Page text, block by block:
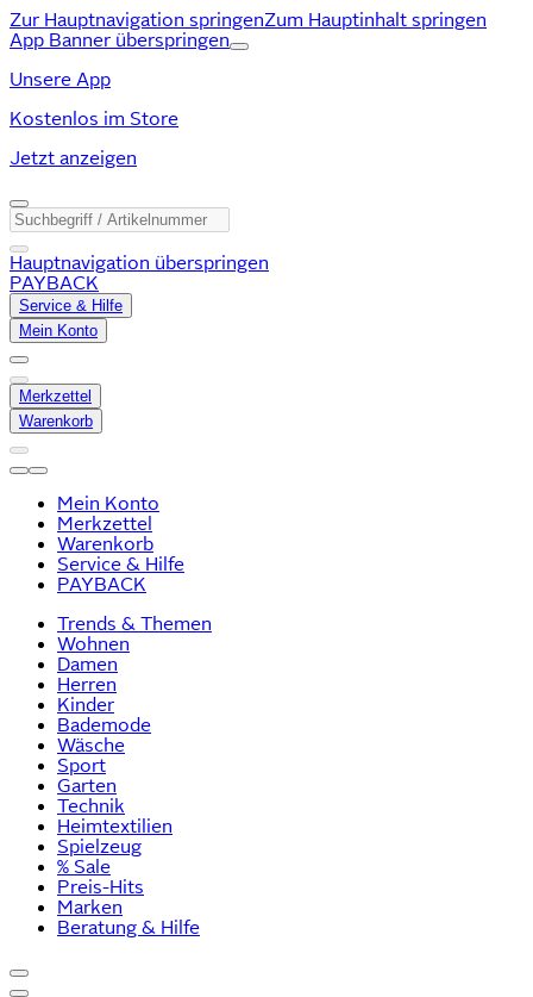
Zur Hauptnavigation springenZum Hauptinhalt springen
App Banner überspringen
Unsere App
Kostenlos im Store
Jetzt anzeigen
Hauptnavigation überspringen
PAYBACK
Service & Hilfe
Mein Konto
Merkzettel
Warenkorb
Mein Konto
Merkzettel
Warenkorb
Service & Hilfe
PAYBACK
Trends & Themen
Wohnen
Damen
Herren
Kinder
Bademode
Wäsche
Sport
Garten
Technik
Heimtextilien
Spielzeug
% Sale
Preis-Hits
Marken
Beratung & Hilfe